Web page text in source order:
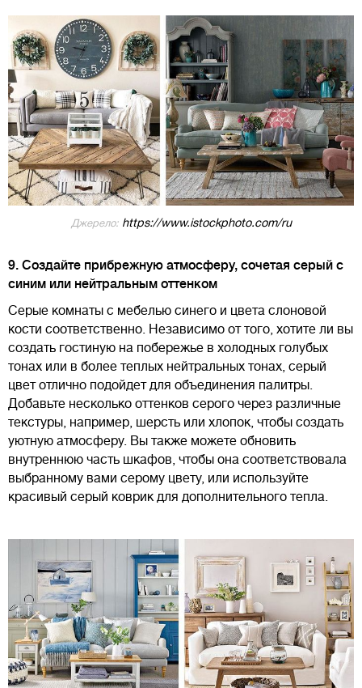
Джерело:https://www.istockphoto.com/ru
9. Создайте прибрежную атмосферу, сочетая серый с
синим или нейтральным оттенком
Серые комнаты с мебелью синего и цвета слоновой
кости соответственно. Независимо от того, хотите ли вы
создать гостиную на побережье в холодных голубых
тонах или в более теплых нейтральных тонах, серый
цвет отлично подойдет для объединения палитры.
Добавьте несколько оттенков серого через различные
текстуры, например, шерсть или хлопок, чтобы создать
уютную атмосферу. Вы также можете обновить
внутреннюю часть шкафов, чтобы она соответствовала
выбранному вами серому цвету, или используйте
красивый серый коврик для дополнительного тепла.